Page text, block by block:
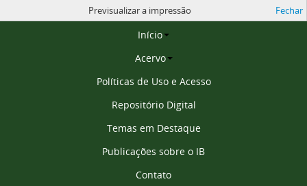
Página inicial
Início
Acervo
Políticas de Uso e Acesso
Repositório Digital
Temas em Destaque
Publicações sobre o IB
Contato
Previsualizar a impressão Fechar